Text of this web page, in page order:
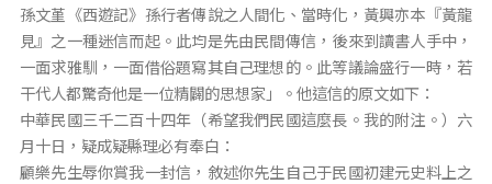
孫文堇《西遊記》孫行者傳說之人間化、當時化，黃興亦本『黃龍
見』之一種迷信而起。此均是先由民間傳信，後來到讀書人手中，
一面求雅馴，一面借俗題寫其自己理想的。此等議論盛行一時，若
干代人都驚奇他是一位精闢的思想家」。他這信的原文如下：
中華民國三千二百十四年（希望我們民國這麼長。我的附注。）六
月十日，疑成疑縣理必有奉白：
顧樂先生辱你賞我一封信，敘述你先生自己于民國初建元史料上之